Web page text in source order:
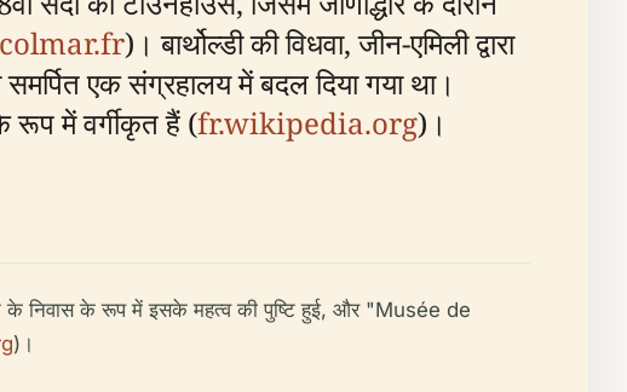
colmar.fr)। बार्थोल्डी की विधवा, जीन-एमिली द्वारा
एक संग्रहालय में बदल दिया गया था।
रूप में वर्गीकृत हैं (fr.wikipedia.org)।
के निवास के रूप में इसके महत्व की पुष्टि हुई, और "Musée de
)।